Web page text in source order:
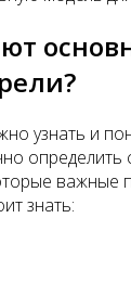
узнать и
определить
важные
знать: